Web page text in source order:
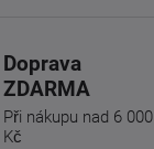
Doprava
ZDARMA
Při nákupu nad 6 000
Kč